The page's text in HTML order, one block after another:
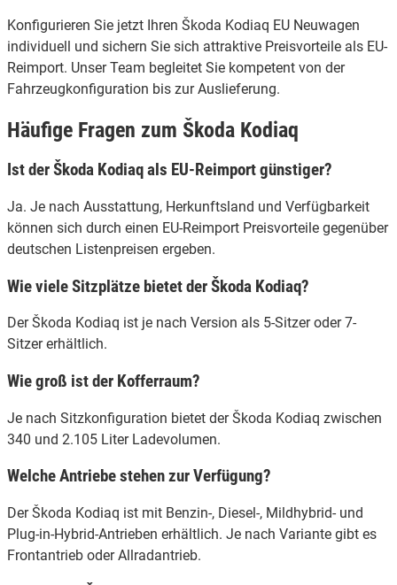
Konfigurieren Sie jetzt Ihren Škoda Kodiaq EU Neuwagen
individuell und sichern Sie sich attraktive Preisvorteile als EU-
Reimport. Unser Team begleitet Sie kompetent von der
Fahrzeugkonfiguration bis zur Auslieferung.
Häufige Fragen zum Škoda Kodiaq
Ist der Škoda Kodiaq als EU-Reimport günstiger?
Ja. Je nach Ausstattung, Herkunftsland und Verfügbarkeit
können sich durch einen EU-Reimport Preisvorteile gegenüber
deutschen Listenpreisen ergeben.
Wie viele Sitzplätze bietet der Škoda Kodiaq?
Der Škoda Kodiaq ist je nach Version als 5-Sitzer oder 7-
Sitzer erhältlich.
Wie groß ist der Kofferraum?
Je nach Sitzkonfiguration bietet der Škoda Kodiaq zwischen
340 und 2.105 Liter Ladevolumen.
Welche Antriebe stehen zur Verfügung?
Der Škoda Kodiaq ist mit Benzin-, Diesel-, Mildhybrid- und
Plug-in-Hybrid-Antrieben erhältlich. Je nach Variante gibt es
Frontantrieb oder Allradantrieb.